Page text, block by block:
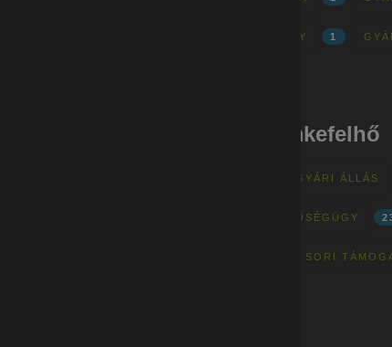
GYÁRI MUNKÁK - JÁSZBERÉNY 1
Gyári munkák - címkefelhő
GYÁRI ÁLLÁS
MINŐSÉGÜGY
SORI